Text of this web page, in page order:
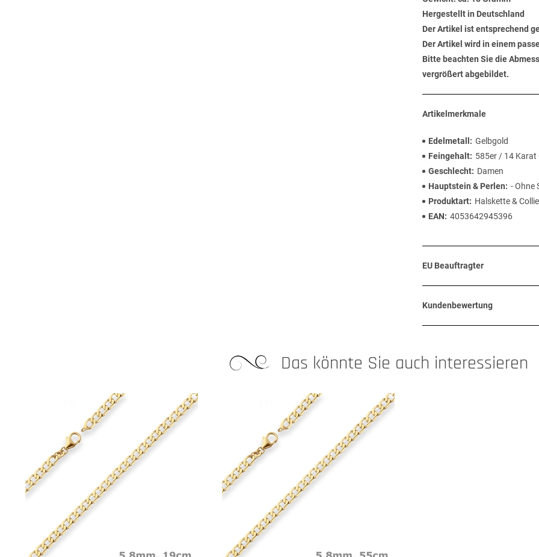
Hergestellt in Deutschland
Der Artikel ist entsprechend
Der Artikel wird in einem
Bitte beachten Sie die
vergrößert abgebildet.
Artikelmerkmale
Edelmetall
Gelbgold
Feingehalt
585er / 14 Karat
Geschlecht
Damen
Hauptstein & Perlen
- Ohne
Produktart
Halskette &
EAN
4053642945396
EU Beauftragter
Kundenbewertung
Das könnte Sie auch interessieren